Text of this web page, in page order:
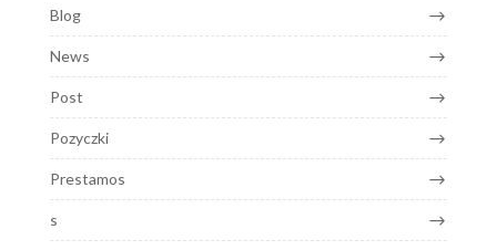
Blog
News
Post
Pozyczki
Prestamos
s